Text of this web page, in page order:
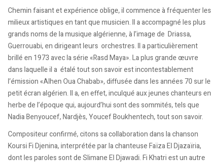
Chemin faisant et expérience oblige, il commence à fréquenter les
milieux artistiques en tant que musicien. Il a accompagné les plus
grands noms de la musique algérienne, à l’image de Driassa,
Guerrouabi, en dirigeant leurs orchestres. Il a particulièrement
brillé en 1973 avec la série «Rasd Maya». La plus grande œuvre
dans laquelle il a étalé tout son savoir est incontestablement
l’émission «Alhen Oua Chabab», diffusée dans les années 70 sur le
petit écran algérien. Il a, en effet, inculqué aux jeunes chanteurs en
herbe de l’époque qui, aujourd’hui sont des sommités, tels que
Nadia Benyoucef, Nardjès, Youcef Boukhentech, tout son savoir.
Compositeur confirmé, citons sa collaboration dans la chanson
Koursi Fi Djenina, interprétée par la chanteuse Faïza El Djazaïria,
dont les paroles sont de Slimane El Djawadi. Fi Khatri est un autre